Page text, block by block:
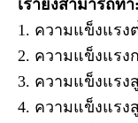
เรายังสามารถทํา:
1. ความแข็งแรง
2. ความแข็งแรง
3. ความแข็งแร
4. ความแข็งแรง